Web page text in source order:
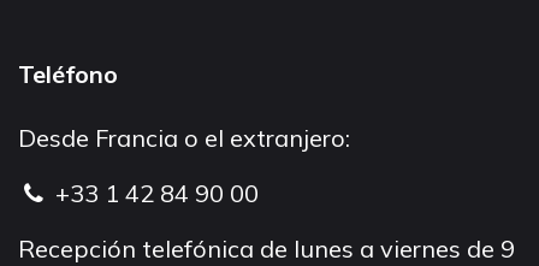
Teléfono
Desde Francia o el extranjero:
+33 1 42 84 90 00
Recepción telefónica de lunes a viernes de 9